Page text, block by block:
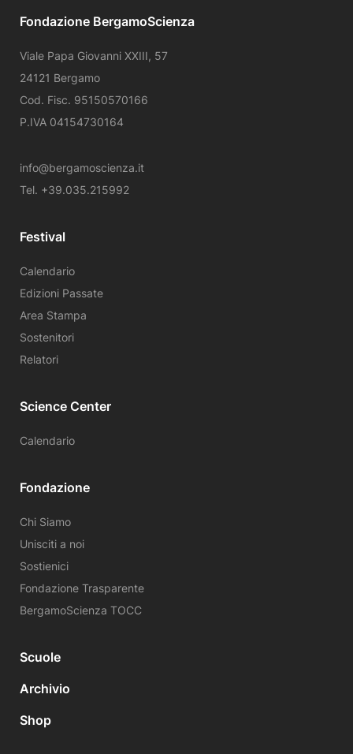
Fondazione BergamoScienza
Viale Papa Giovanni XXIII, 57
24121 Bergamo
Cod. Fisc. 95150570166
P.IVA 04154730164
info@bergamoscienza.it
Tel. +39.035.215992
Festival
Calendario
Edizioni Passate
Area Stampa
Sostenitori
Relatori
Science Center
Calendario
Fondazione
Chi Siamo
Unisciti a noi
Sostienici
Fondazione Trasparente
BergamoScienza TOCC
Scuole
Archivio
Shop